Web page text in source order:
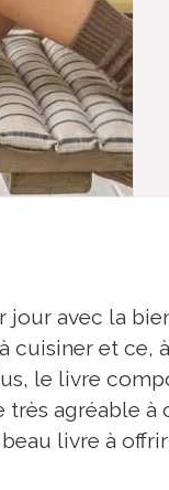
jour avec la
cuisiner et ce,
le livre
très agréable
livre à